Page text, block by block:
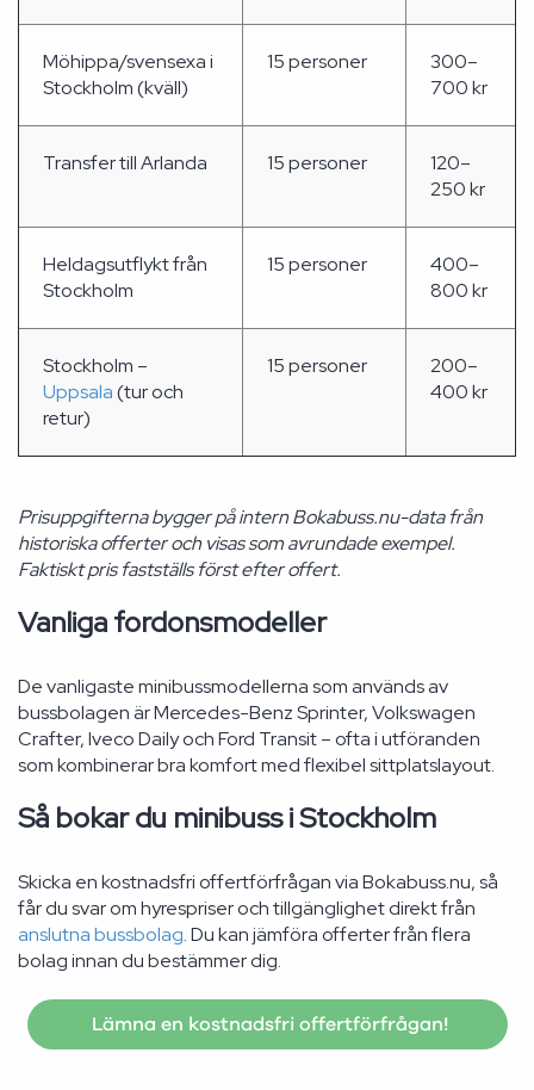
Möhippa/svensexa i
Stockholm (kväll)
15 personer
300–
700 kr
Transfer till Arlanda 15 personer
120–
250 kr
Heldagsutflykt från
Stockholm
15 personer
400–
800 kr
Stockholm –
Uppsala(tur och
retur)
15 personer
200–
400 kr
Prisuppgifterna bygger på intern Bokabuss.nu-data från
historiska offerter och visas som avrundade exempel.
Faktiskt pris fastställs först efter offert.
Vanliga fordonsmodeller
De vanligaste minibussmodellerna som används av
bussbolagen är Mercedes-Benz Sprinter, Volkswagen
Crafter, Iveco Daily och Ford Transit – ofta i utföranden
som kombinerar bra komfort med flexibel sittplatslayout.
Så bokar du minibuss i Stockholm
Skicka en kostnadsfri offertförfrågan via Bokabuss.nu, så
får du svar om hyrespriser och tillgänglighet direkt från
anslutna bussbolag. Du kan jämföra offerter från flera
bolag innan du bestämmer dig.
Lämna en kostnadsfri offertförfrågan!